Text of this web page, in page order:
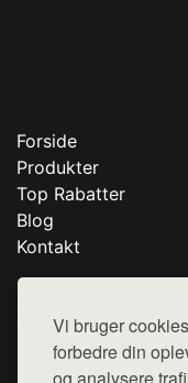
Vi bruger
forbedre din
Forside
Produkter
Top Rabatter
Blog
Kontakt
Denne side er en del